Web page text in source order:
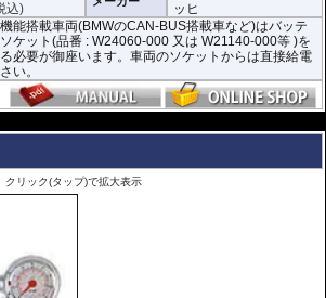
(2.5bar)
のCAN-BUS搭載車など)はバッテリー直結のソ
又は W21140-000等 )を別途用意する必要が御座い
は直接給電しないで下さい。
込)
ッヒ
能搭載車両(BMWのCAN-BUS搭載車など)はバッテ
ケット(品番 : W24060-000 又は W21140-000等 )を
必要が御座います。車両のソケットからは直接給電
い。
クリック(タップ)で拡大表示